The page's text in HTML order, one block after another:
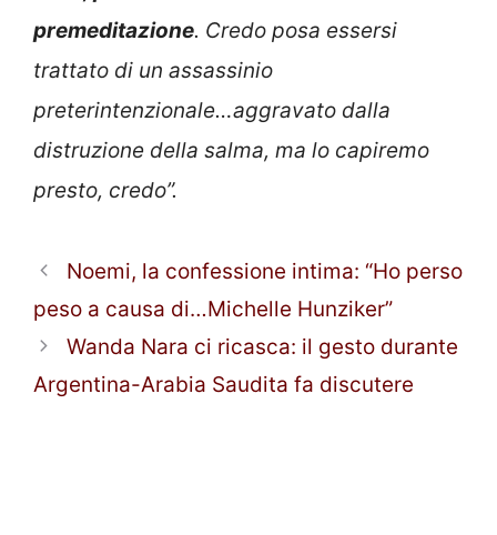
premeditazione. Credo posa essersi
trattato di un assassinio
preterintenzionale…aggravato dalla
distruzione della salma, ma lo capiremo
presto, credo”.
Noemi, la confessione intima: “Ho perso
peso a causa di…Michelle Hunziker”
Wanda Nara ci ricasca: il gesto durante
Argentina-Arabia Saudita fa discutere